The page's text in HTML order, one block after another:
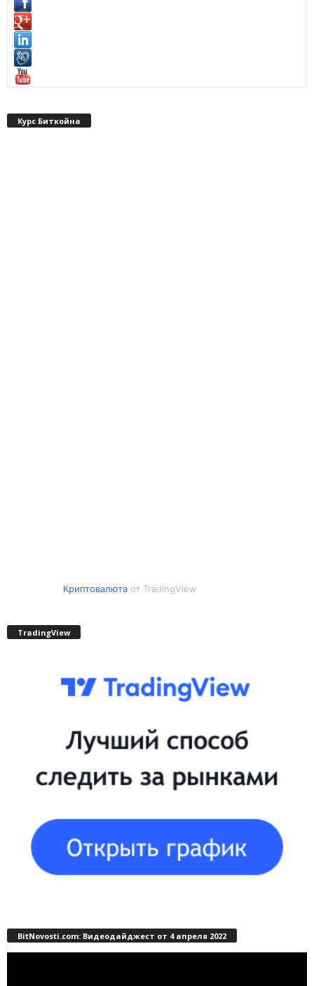
Курс Биткойна
Криптовалютаот TradingView
TradingView
BitNovosti.com: Видеодайджест от 4 апреля 2022